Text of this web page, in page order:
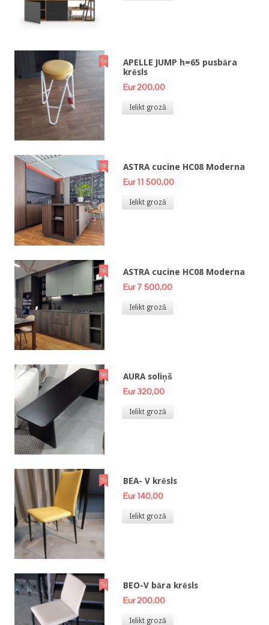
APELLE JUMP h=65 pusbāra
krēsls
Eur 200,00
Ielikt grozā
ASTRA cucine HC08 Moderna
Eur 11 500,00
Ielikt grozā
ASTRA cucine HC08 Moderna
Eur 7 500,00
Ielikt grozā
AURA soliņš
Eur 320,00
Ielikt grozā
BEA- V krēsls
Eur 140,00
Ielikt grozā
BEO-V bāra krēsls
Eur 200,00
Ielikt grozā